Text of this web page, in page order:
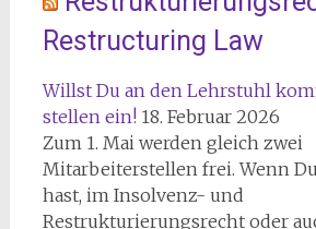
Restructuring Law
Willst Du an den Lehrstuhl
stellen ein! 18. Februar 2026
Zum 1. Mai werden gleich zwei
Mitarbeiterstellen frei. Wenn
hast, im Insolvenz- und
Restrukturierungsrecht oder